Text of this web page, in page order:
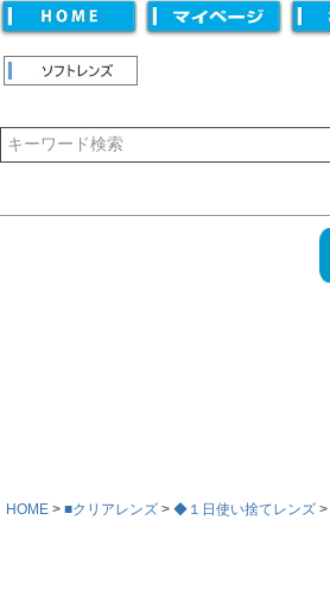
新着順
登録順 価格が安い順
キーワードヒット順
HOME ■クリアレンズ ◆１日使い捨てレンズ